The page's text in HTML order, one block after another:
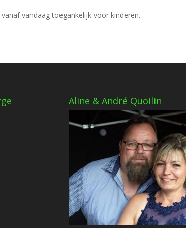
vandaag toegankelijk voor kinderen.
Aline & André Quoilin